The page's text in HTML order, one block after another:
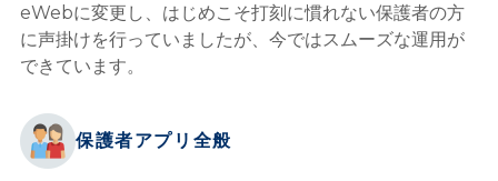
eWebに変更し、はじめこそ打刻に慣れない保護者の方
に声掛けを行っていましたが、今ではスムーズな運用が
できています。
保護者アプリ全般